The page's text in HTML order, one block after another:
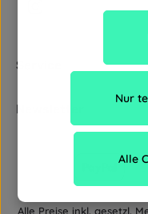
Service
Newsletter
Alle Preise inkl. gesetzl.
Nur
Alle